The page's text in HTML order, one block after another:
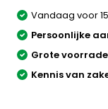
Vandaag voor
Persoonlijke
Grote
Kennis van